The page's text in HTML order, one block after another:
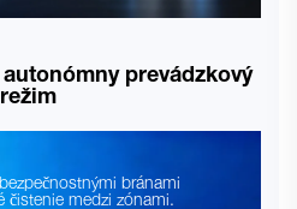
prevádzkový
režim
bránami
čistenie medzi zónami.